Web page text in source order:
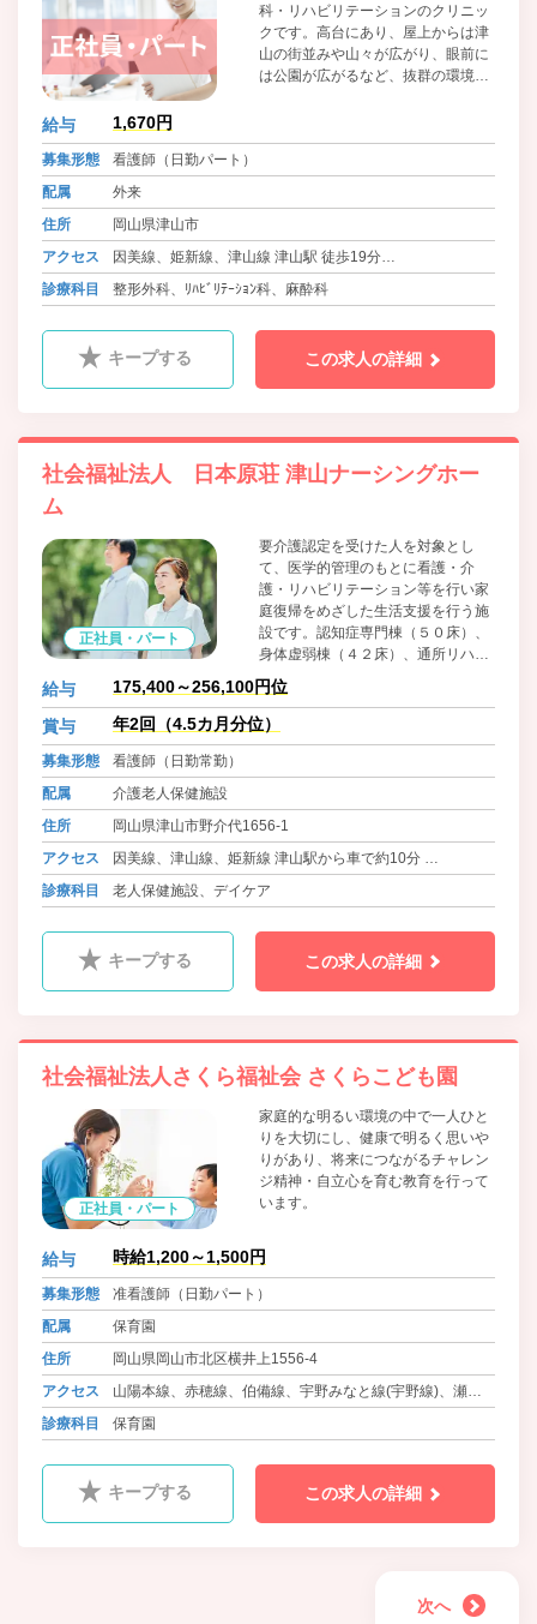
科・リハビリテーションのクリニッ
クです。高台にあり、屋上からは津
山の街並みや山々が広がり、眼前に
は公園が広がるなど、抜群の環境で
給与 1,670円
募集形態
看護師（日勤パート）
配属
外来
住所
岡山県津山市
アクセス
因美線、姫新線、津山線 津山駅 徒歩19分
バス 中鉄ほくぶバス等 文化センター北口 徒歩2分
診療科目 整形外科、ﾘﾊﾋﾞﾘﾃｰｼｮﾝ科、麻酔科
キープする この求人の詳細
社会福祉法人 日本原荘 津山ナーシングホー
ム
正社員・パート
要介護認定を受けた人を対象とし
て、医学的管理のもとに看護・介
護・リハビリテーション等を行い家
庭復帰をめざした生活支援を行う施
設です。認知症専門棟（５０床）、
身体虚弱棟（４２床）、通所リハビ
リテーションを運営しています。
給与 175,400～256,100円位
賞与 年2回（4.5カ月分位）
募集形態
看護師（日勤常勤）
配属
介護老人保健施設
住所
岡山県津山市野介代1656-1
アクセス
因美線、津山線、姫新線 津山駅から車で約10分
バス 中鉄ほくぶバス 高野・小坂線 宇才谷 徒歩5分
診療科目 老人保健施設、デイケア
キープする この求人の詳細
社会福祉法人さくら福祉会 さくらこども園
正社員・パート
家庭的な明るい環境の中で一人ひと
りを大切にし、健康で明るく思いや
りがあり、将来につながるチャレン
ジ精神・自立心を育む教育を行って
います。
給与 時給1,200～1,500円
募集形態
准看護師（日勤パート）
配属
保育園
住所
岡山県岡山市北区横井上1556-4
アクセス
山陽本線、赤穂線、伯備線、宇野みなと線(宇野線)、瀬戸
大橋線、桃太郎線(吉備線)、津山線 岡山駅から車で約20分
診療科目 保育園
キープする この求人の詳細
次へ